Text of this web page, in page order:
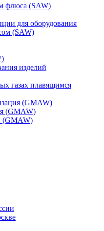
флюса (SAW)
для оборудования
(SAW)
изделий
газах плавящимся
(GMAW)
(GMAW)
(GMAW)